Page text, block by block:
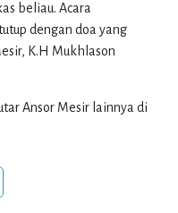
beliau. Acara
dengan doa yang
K.H Mukhlason
Ansor Mesir lainnya di